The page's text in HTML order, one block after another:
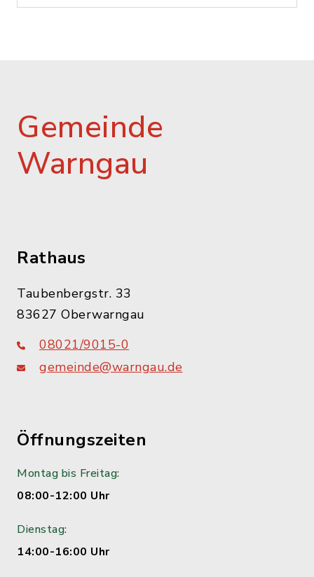
Gemeinde
Warngau
Rathaus
Taubenbergstr. 33
83627 Oberwarngau
08021/9015-0
gemeinde@warngau.de
Öffnungszeiten
Montag bis Freitag:
08:00-12:00 Uhr
Dienstag:
14:00-16:00 Uhr